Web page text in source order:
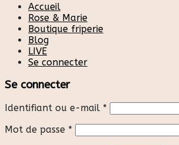
Accueil
Rose & Marie
Boutique friperie
Blog
LIVE
Se connecter
Se connecter
Identifiant ou e-mail *
Mot de passe *